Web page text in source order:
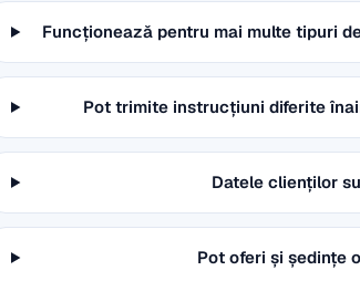
Funcționează pentru mai multe tipuri
Pot trimite instrucțiuni diferite
Datele clienților
Pot oferi și ședințe